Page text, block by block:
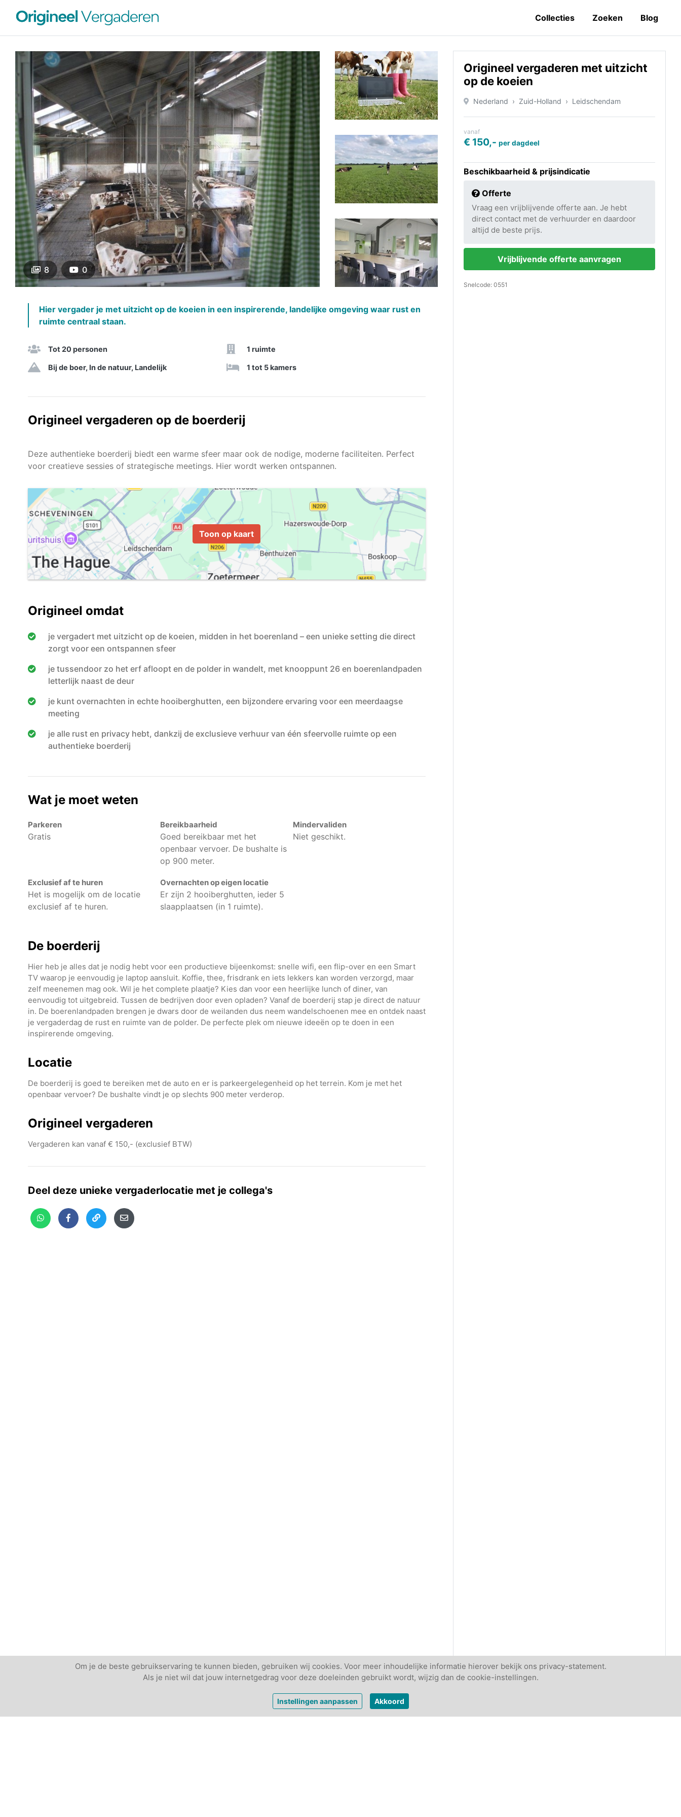
Collecties Zoeken Blog
8 0
Hier vergader je met uitzicht op de koeien in een inspirerende, landelijke omgeving waar rust en
ruimte centraal staan.
Tot 20 personen 1 ruimte
Bij de boer, In de natuur, Landelijk 1 tot 5 kamers
Origineel vergaderen op de boerderij
Deze authentieke boerderij biedt een warme sfeer maar ook de nodige, moderne faciliteiten. Perfect
Toon op kaart
Origineel omdat
je vergadert met uitzicht op de koeien, midden in het boerenland – een unieke setting die direct
zorgt voor een ontspannen sfeer
je tussendoor zo het erf afloopt en de polder in wandelt, met knooppunt 26 en boerenlandpaden
letterlijk naast de deur
je kunt overnachten in echte hooiberghutten, een bijzondere ervaring voor een meerdaagse
meeting
je alle rust en privacy hebt, dankzij de exclusieve verhuur van één sfeervolle ruimte op een
authentieke boerderij
Wat je moet weten
Parkeren
Gratis
Bereikbaarheid
Goed bereikbaar met het
openbaar vervoer. De bushalte is
op 900 meter.
Mindervaliden
Niet geschikt.
Exclusief af te huren
Het is mogelijk om de locatie
exclusief af te huren.
Overnachten op eigen locatie
Er zijn 2 hooiberghutten, ieder 5
slaapplaatsen (in 1 ruimte).
De boerderij
Hier heb je alles dat je nodig hebt voor een productieve bijeenkomst: snelle wifi, een flip-over en een Smart
TV waarop je eenvoudig je laptop aansluit. Koffie, thee, frisdrank en iets lekkers kan worden verzorgd, maar
zelf meenemen mag ook. Wil je het complete plaatje? Kies dan voor een heerlijke lunch of diner, van
eenvoudig tot uitgebreid. Tussen de bedrijven door even opladen? Vanaf de boerderij stap je direct de natuur
in. De boerenlandpaden brengen je dwars door de weilanden dus neem wandelschoenen mee en ontdek naast
je vergaderdag de rust en ruimte van de polder. De perfecte plek om nieuwe ideeën op te doen in een
inspirerende omgeving.
Locatie
De boerderij is goed te bereiken met de auto en er is parkeergelegenheid op het terrein. Kom je met het
openbaar vervoer? De bushalte vindt je op slechts 900 meter verderop.
Origineel vergaderen
Vergaderen kan vanaf € 150,- (exclusief BTW)
Deel deze unieke vergaderlocatie met je collega's
Origineel vergaderen met uitzicht
op de koeien
Nederland Zuid-Holland Leidschendam
vanaf
€ 150,- per dagdeel
Beschikbaarheid & prijsindicatie
Offerte
Vraag een vrijblijvende offerte aan. Je hebt
direct contact met de verhuurder en daardoor
altijd de beste prijs.
Vrijblijvende offerte aanvragen
Snelcode: 0551
Om je de beste gebruikservaring te kunnen bieden, gebruiken wij cookies. Voor meer inhoudelijke informatie hierover bekijk ons privacy-statement.
Als je niet wil dat jouw internetgedrag voor deze doeleinden gebruikt wordt, wijzig dan de cookie-instellingen.
Instellingen aanpassen Akkoord